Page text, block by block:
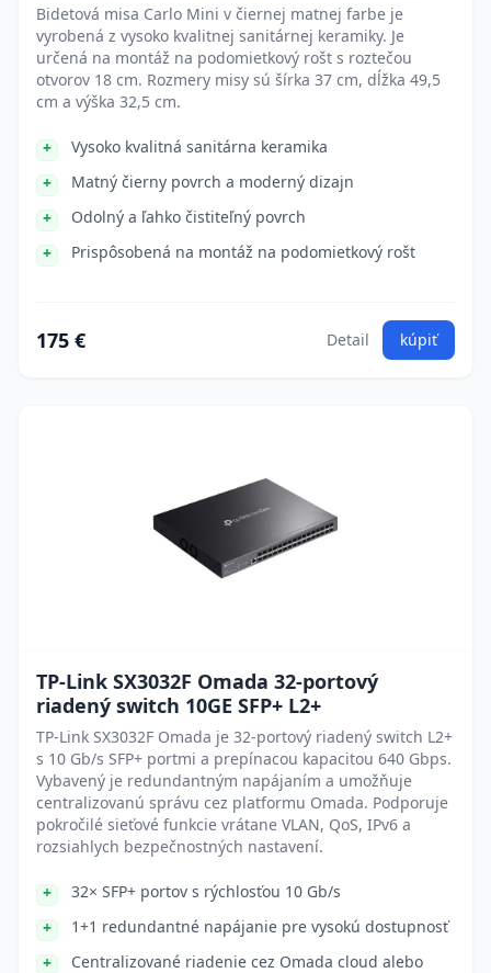
Bidetová misa Carlo Mini v čiernej matnej farbe je
vyrobená z vysoko kvalitnej sanitárnej keramiky. Je
určená na montáž na podomietkový rošt s roztečou
otvorov 18 cm. Rozmery misy sú šírka 37 cm, dĺžka 49,5
cm a výška 32,5 cm.
Vysoko kvalitná sanitárna keramika
Matný čierny povrch a moderný dizajn
Odolný a ľahko čistiteľný povrch
Prispôsobená na montáž na podomietkový rošt
175 € Detail kúpiť
TP-Link SX3032F Omada 32-portový
riadený switch 10GE SFP+ L2+
TP-Link SX3032F Omada je 32-portový riadený switch L2+
s 10 Gb/s SFP+ portmi a prepínacou kapacitou 640 Gbps.
Vybavený je redundantným napájaním a umožňuje
centralizovanú správu cez platformu Omada. Podporuje
pokročilé sieťové funkcie vrátane VLAN, QoS, IPv6 a
rozsiahlych bezpečnostných nastavení.
32× SFP+ portov s rýchlosťou 10 Gb/s
1+1 redundantné napájanie pre vysokú dostupnosť
Centralizované riadenie cez Omada cloud alebo